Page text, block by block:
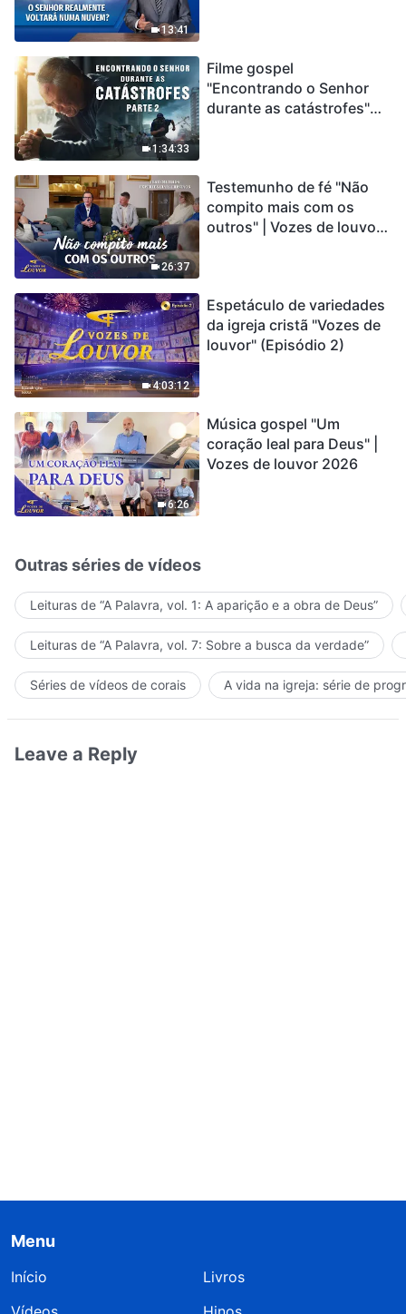
13:41
1:34:33
Filme gospel
"Encontrando o Senhor
durante as catástrofes"
catástrofes ccontecem, a
humanidade está
entrando em contagem
26:37
Testemunho de fé "Não
compito mais com os
outros" | Vozes de louvor
4:03:12
Espetáculo de variedades
da igreja cristã "Vozes de
louvor" (Episódio 2)
6:26
Música gospel "Um
coração leal para Deus" |
Vozes de louvor 2026
Outras séries de vídeos
Leituras de “A Palavra, vol. 1: A aparição e a obra de Deus”
Leituras de “A Palavra, vol. 7: Sobre a busca da verdade”
Séries de vídeos de corais A vida na igreja: série de
Leave a Reply
Menu
Início
Livros